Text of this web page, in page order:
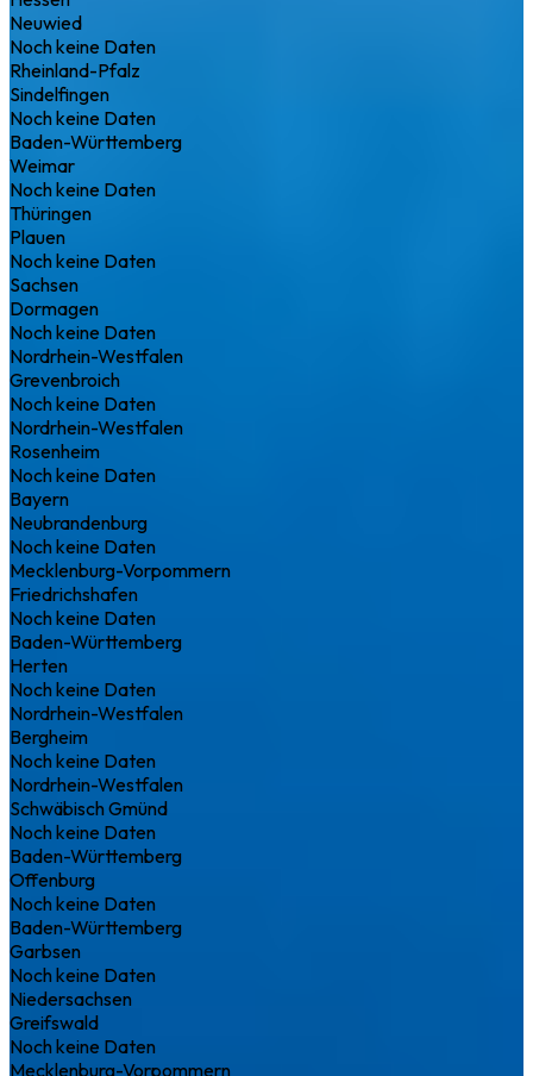
Neuwied
Noch keine Daten
Rheinland-Pfalz
Sindelfingen
Noch keine Daten
Baden-Württemberg
Weimar
Noch keine Daten
Thüringen
Plauen
Noch keine Daten
Sachsen
Dormagen
Noch keine Daten
Nordrhein-Westfalen
Grevenbroich
Noch keine Daten
Nordrhein-Westfalen
Rosenheim
Noch keine Daten
Bayern
Neubrandenburg
Noch keine Daten
Mecklenburg-Vorpommern
Friedrichshafen
Noch keine Daten
Baden-Württemberg
Herten
Noch keine Daten
Nordrhein-Westfalen
Bergheim
Noch keine Daten
Nordrhein-Westfalen
Schwäbisch Gmünd
Noch keine Daten
Baden-Württemberg
Offenburg
Noch keine Daten
Baden-Württemberg
Garbsen
Noch keine Daten
Niedersachsen
Greifswald
Noch keine Daten
Mecklenburg-Vorpommern